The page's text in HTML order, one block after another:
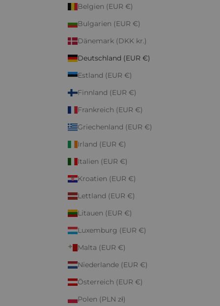
Belgien (EUR €)
Bulgarien (EUR €)
Dänemark (DKK kr.)
Deutschland (EUR €)
Estland (EUR €)
Finnland (EUR €)
Frankreich (EUR €)
Griechenland (EUR €)
Irland (EUR €)
Italien (EUR €)
Kroatien (EUR €)
Lettland (EUR €)
Litauen (EUR €)
Luxemburg (EUR €)
Malta (EUR €)
Niederlande (EUR €)
Österreich (EUR €)
Polen (PLN zł)